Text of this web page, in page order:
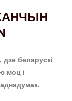
беларускі
моц і